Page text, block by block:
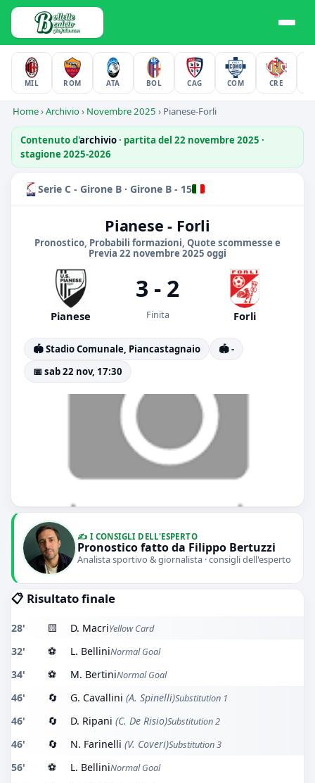
MIL ROM ATA BOL CAG COM CRE
Home›Archivio› Novembre 2025 › Pianese-Forli
Contenuto d'archivio· partita del 22 novembre 2025 ·
stagione 2025-2026
Serie C - Girone B · Girone B - 15
Pianese - Forli
Pronostico, Probabili formazioni, Quote scommesse e
Previa 22 novembre 2025 oggi
Pianese
3 - 2
Finita Forli
🏟️ Stadio Comunale, Piancastagnaio
🏟️ -
📅 sab 22 nov, 17:30
✍️ I CONSIGLI DELL'ESPERTO
Pronostico fatto da Filippo Bertuzzi
Analista sportivo & giornalista · consigli dell'esperto
📋 Risultato finale
28' 🟨 D. MacriYellow Card
32' ⚽ L. BelliniNormal Goal
34' ⚽ M. BertiniNormal Goal
46' 🔄 G. Cavallini (A. Spinelli)Substitution 1
46' 🔄 D. Ripani (C. De Risio)Substitution 2
46' 🔄 N. Farinelli (V. Coveri)Substitution 3
56' ⚽ L. BelliniNormal Goal